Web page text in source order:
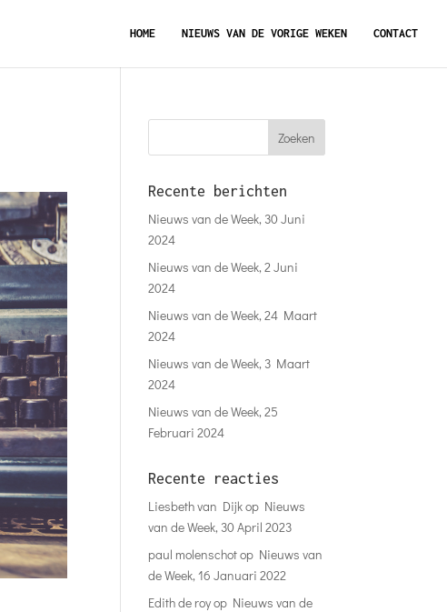
HOME NIEUWS VAN DE VORIGE WEKEN CONTACT
Recente berichten
Nieuws van de Week, 30 Juni
2024
Nieuws van de Week, 2 Juni
2024
Nieuws van de Week, 24 Maart
2024
Nieuws van de Week, 3 Maart
2024
Nieuws van de Week, 25
Februari 2024
Recente reacties
Liesbeth van Dijkop Nieuws
van de Week, 30 April 2023
paul molenschotop Nieuws van
de Week, 16 Januari 2022
Edith de royop Nieuws van de